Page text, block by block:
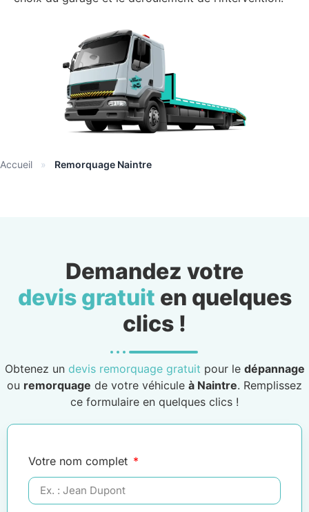
Accueil » Remorquage Naintre
Demandez votre
devis gratuit en quelques
clics !
Obtenez un devis remorquage gratuit pour le dépannage
ou remorquage de votre véhicule à Naintre. Remplissez
ce formulaire en quelques clics !
Votre nom complet